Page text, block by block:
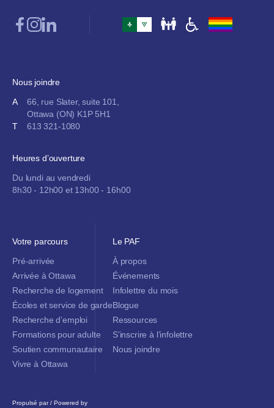
Nous joindre
A
66, rue Slater, suite 101,
Ottawa (ON) K1P 5H1
T
613 321-1080
Heures d’ouverture
Du lundi au vendredi
8h30 - 12h00 et 13h00 - 16h00
Votre parcours
Pré-arrivée
Arrivée à Ottawa
Recherche de logement
Écoles et service de garde
Recherche d’emploi
Formations pour adulte
Soutien communautaire
Vivre à Ottawa
Le PAF
À propos
Événements
Infolettre du mois
Blogue
Ressources
S’inscrire à l’infolettre
Nous joindre
Propulsé par / Powered by